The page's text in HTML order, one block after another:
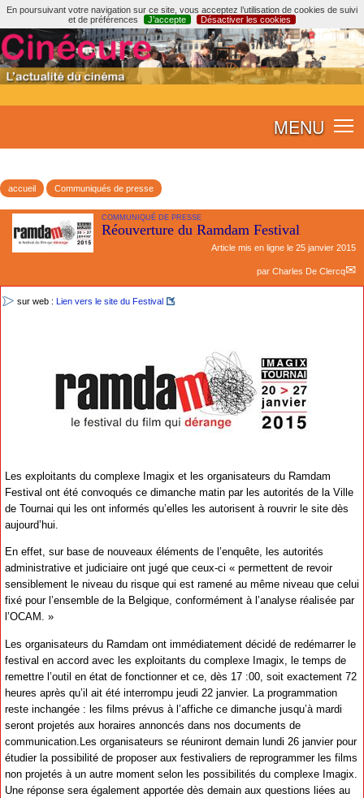
En poursuivant votre navigation sur ce site, vous acceptez l’utilisation de cookies de suivi
et de préférences
J’accepte Désactiver les cookies
MENU
accueil Communiqués de presse
COMMUNIQUÉ DE PRESSE
Réouverture du Ramdam Festival
Article mis en ligne le 25 janvier 2015
par Charles De Clercq
sur web : Lien vers le site du Festival
Les exploitants du complexe Imagix et les organisateurs du Ramdam
Festival ont été convoqués ce dimanche matin par les autorités de la Ville
de Tournai qui les ont informés qu’elles les autorisent à rouvrir le site dès
aujourd’hui.
En effet, sur base de nouveaux éléments de l’enquête, les autorités
administrative et judiciaire ont jugé que ceux-ci « permettent de revoir
sensiblement le niveau du risque qui est ramené au même niveau que celui
fixé pour l’ensemble de la Belgique, conformément à l’analyse réalisée par
l’OCAM. »
Les organisateurs du Ramdam ont immédiatement décidé de redémarrer le
festival en accord avec les exploitants du complexe Imagix, le temps de
remettre l’outil en état de fonctionner et ce, dès 17 :00, soit exactement 72
heures après qu’il ait été interrompu jeudi 22 janvier. La programmation
reste inchangée : les films prévus à l’affiche ce dimanche jusqu’à mardi
seront projetés aux horaires annoncés dans nos documents de
communication.Les organisateurs se réuniront demain lundi 26 janvier pour
étudier la possibilité de proposer aux festivaliers de reprogrammer les films
non projetés à un autre moment selon les possibilités du complexe Imagix.
Une réponse sera également apportée dès demain aux questions liées au